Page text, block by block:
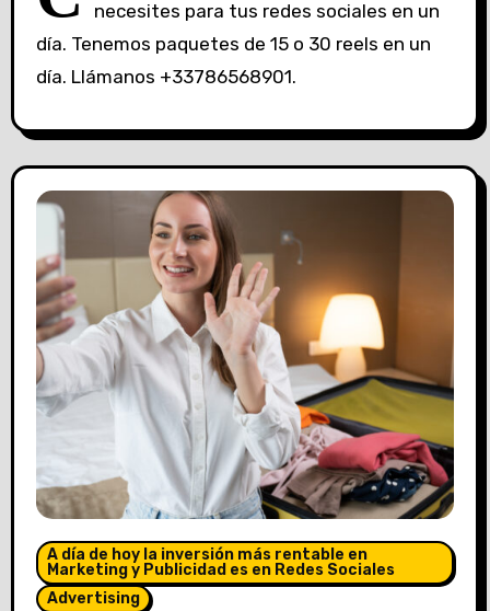
necesites para tus redes sociales en un
día. Tenemos paquetes de 15 o 30 reels en un
día. Llámanos +33786568901.
A día de hoy la inversión más rentable en
Marketing y Publicidad es en Redes Sociales
Advertising